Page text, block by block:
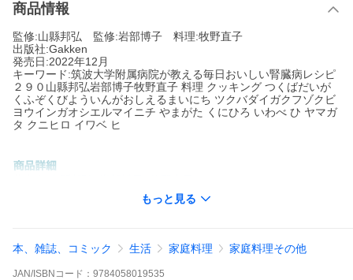
商品情報
監修:山縣邦弘 監修:岩部博子 料理:牧野直子
出版社:Gakken
発売日:2022年12月
キーワード:筑波大学附属病院が教える毎日おいしい腎臓病レシピ
２９０山縣邦弘岩部博子牧野直子 料理 クッキング つくばだいが
くふぞくびよういんがおしえるまいにち ツクバダイガクフゾクビ
ヨウインガオシエルマイニチ やまがた くにひろ いわべ ひ ヤマガ
タ クニヒロ イワベ ヒ
腎機能の低下などが慢性的に続く「慢性腎臓病」の患者数は、１
３００万人を超えることが明らかになっています。本書では、腎
もっと見る
本、雑誌、コミック 生活 家庭料理 家庭料理その他
JAN/ISBNコード： 9784058019535